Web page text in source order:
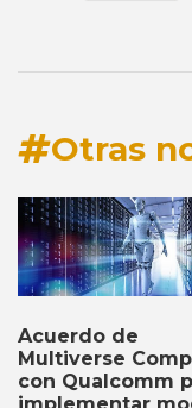
Otras
Acuerdo de
Multiverse
con Qualcomm